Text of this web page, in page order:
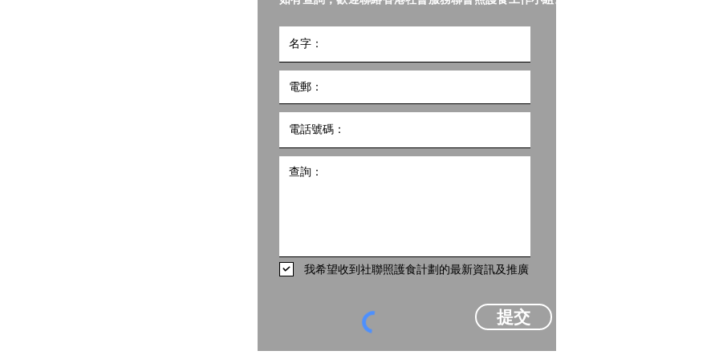
我希望收到社聯照護食計劃的最新資訊及推廣
提交